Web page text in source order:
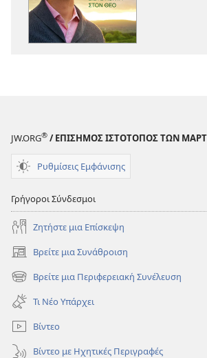
JW.ORG® / ΕΠΙΣΗΜΟΣ ΙΣΤΟΤΟΠΟΣ ΤΩΝ
Ρυθμίσεις Εμφάνισης
Γρήγοροι Σύνδεσμοι
Ζητήστε μια Επίσκεψη
Βρείτε μια Συνάθροιση
(ανοίγει
νέο
παράθυρο)
Βρείτε μια Περιφερειακή Συνέλευση
(ανοίγει
νέο
παράθυρο)
Τι Νέο Υπάρχει
Βίντεο
Βίντεο με Ηχητικές Περιγραφές